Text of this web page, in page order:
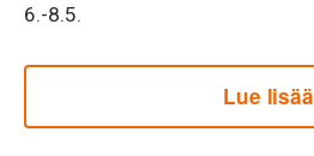
6.-8.5.
Lue lisää